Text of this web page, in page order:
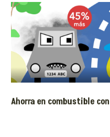
Ahorra en combustible